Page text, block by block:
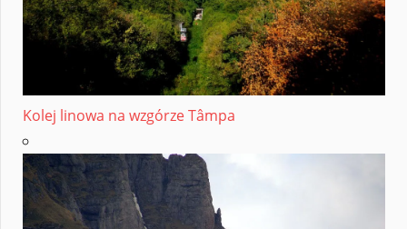
Kolej linowa na wzgórze Tâmpa